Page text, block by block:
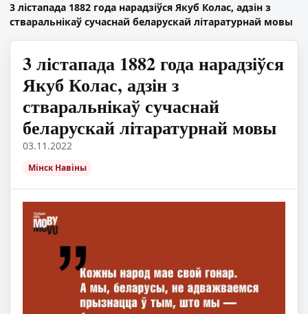
3 лістапада 1882 года нарадзіўся Якуб Колас, адзін з
стваральнікаў сучаснай беларускай літаратурнай мовы
3 лістапада 1882 года нарадзіўся
Якуб Колас, адзін з
стваральнікаў сучаснай
беларускай літаратурнай мовы
03.11.2022
Мінск Навіны